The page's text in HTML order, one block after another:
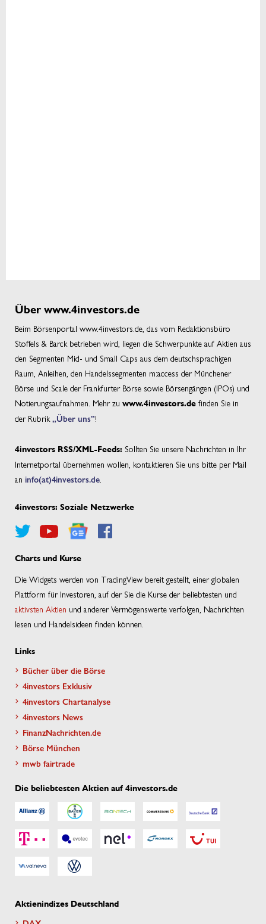
Über www.4investors.de
Beim Börsenportal www.4investors.de, das vom Redaktionsbüro
Stoffels & Barck betrieben wird, liegen die Schwerpunkte auf Aktien aus
den Segmenten Mid- und Small Caps aus dem deutschsprachigen
Raum, Anleihen, den Handelssegmenten m:access der Münchener
Börse und Scale der Frankfurter Börse sowie Börsengängen (IPOs) und
Notierungsaufnahmen. Mehr zu www.4investors.de finden Sie in
der Rubrik„Über uns”!
4investors RSS/XML-Feeds: Sollten Sie unsere Nachrichten in Ihr
Internetportal übernehmen wollen, kontaktieren Sie uns bitte per Mail
an info(at)4investors.de.
4investors: Soziale Netzwerke
Charts und Kurse
Die Widgets werden von TradingView bereit gestellt, einer globalen
Plattform für Investoren, auf der Sie die Kurse der beliebtesten und
aktivsten Aktien und anderer Vermögenswerte verfolgen, Nachrichten
lesen und Handelsideen finden können.
Links
Bücher über die Börse
4investors Exklusiv
4investors Chartanalyse
4investors News
FinanzNachrichten.de
Börse München
mwb fairtrade
Die beliebtesten Aktien auf 4investors.de
Aktienindizes Deutschland